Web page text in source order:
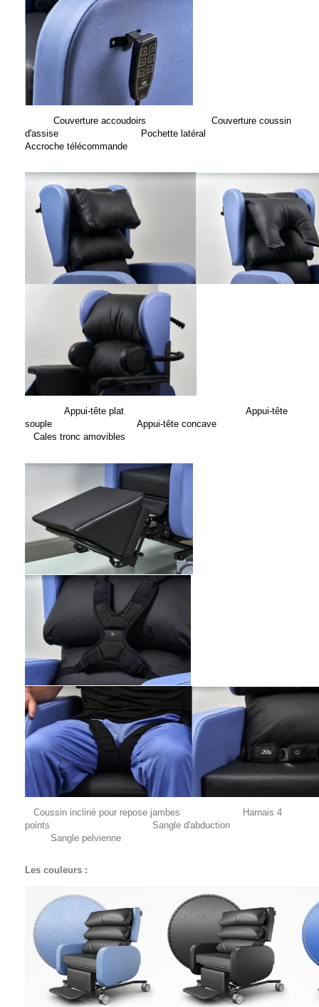
Couverture accoudoirs Couverture coussin
d'assise Pochette latéral
Accroche télécommande
Appui-tête plat Appui-tête
souple Appui-tête concave
Cales tronc amovibles
Coussin incliné pour repose jambes Harnais 4
points Sangle d'abduction
Sangle pelvienne
Les couleurs :